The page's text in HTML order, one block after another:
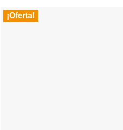
¡Oferta!